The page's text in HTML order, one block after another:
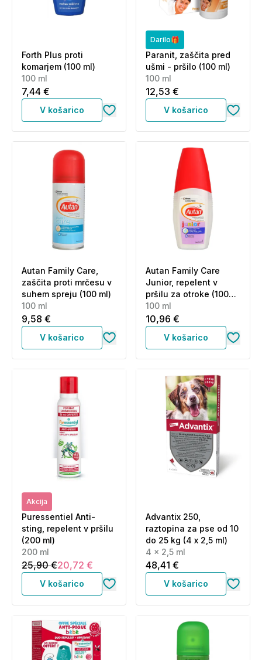
Forth Plus proti
komarjem (100 ml)
100 ml
7,44 €
V košarico
Darilo🎁
Paranit, zaščita pred
ušmi - pršilo (100 ml)
100 ml
12,53 €
V košarico
Autan Family Care,
zaščita proti mrčesu v
suhem spreju (100 ml)
100 ml
9,58 €
V košarico
Autan Family Care
Junior, repelent v
pršilu za otroke (100
ml)
100 ml
10,96 €
V košarico
Akcija
Puressentiel Anti-
sting, repelent v pršilu
(200 ml)
200 ml
25,90 €20,72 €
V košarico
Advantix 250,
raztopina za pse od 10
do 25 kg (4 x 2,5 ml)
4 x 2,5 ml
48,41 €
V košarico